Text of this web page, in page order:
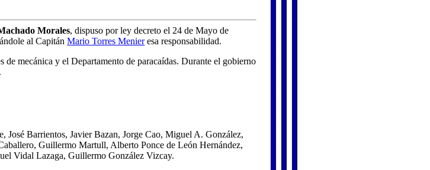
Morales, dispuso por ley decreto el 24 de Mayo de
al CapitánMario Torres Menieresa responsabilidad.
mecánica y el Departamento de paracaídas. Durante el gobierno
Barrientos, Javier Bazan, Jorge Cao, Miguel A. González,
Guillermo Martull, Alberto Ponce de León Hernández,
Vidal Lazaga, Guillermo González Vizcay.